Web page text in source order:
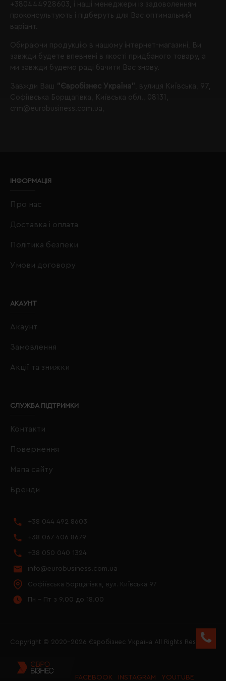
+380444928603 , і наші менеджери із задоволенням
проконсультують і підберуть для Вас оптимальний
варіант.
Обираючи продукцію в нашому інтернет-магазині, Ви
завжди будете впевнені в якості придбаного товару, а
ми завжди будемо раді бачити Вас знову.
Завжди Ваш "Євробізнес Україна"
, вулиця Київська, 97,
Софіївська Борщагівка, Київська обл., 08131,
crm@eurobusiness.com.ua,
ІНФОРМАЦІЯ
Про нас
Доставка і оплата
Політика безпеки
Умови договору
АКАУНТ
Акаунт
Замовлення
Акції та знижки
СЛУЖБА ПІДТРИМКИ
Контакти
Повернення
Мапа сайту
Бренди
+38 044 492 8603
+38 067 406 8679
+38 050 040 1324
info@eurobusiness.com.ua
Софіївська Борщагівка, вул. Київська 97
Пн - Пт з 9.00 до 18.00
Copyright © 2020–2026 Євробізнес Україна All Rights Reserved
FACEBOOK INSTAGRAM YOUTUBE